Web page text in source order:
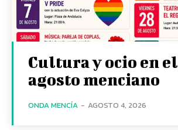
Cultura y ocio en el
agosto menciano
ONDA MENCÍA - AGOSTO 4, 2026